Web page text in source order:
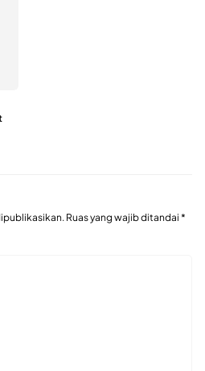
Ruas yang wajib ditandai *